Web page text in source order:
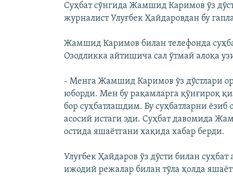
Суҳбат сўнгида Жамшид Каримов ўз
журналист Улуғбек Ҳайдаровдан бу
Жамшид Каримов билан телефонда
Озодликка айтишича сал ўтмай алоқа
- Менга Жамшид Каримов ўз дўстлари
юборди. Мен бу рақамларга қўнғироқ
бор суҳбатлашдим. Бу суҳбатларни
асосий истаги эди. Суҳбат давомида
остида яшаётгани хақида хабар берди.
Улуғбек Ҳайдаров ўз дўсти билан
ижодий режалар билан тўла ҳолда